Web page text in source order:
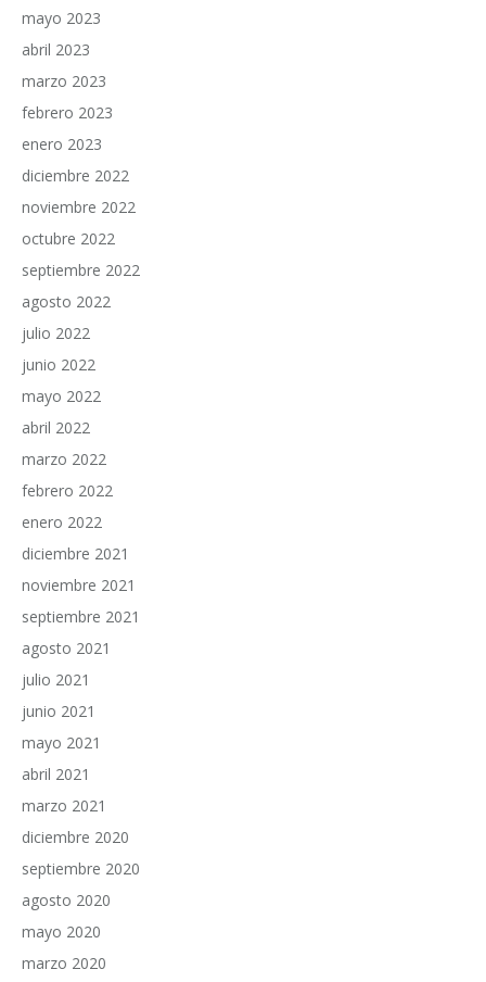
mayo 2023
abril 2023
marzo 2023
febrero 2023
enero 2023
diciembre 2022
noviembre 2022
octubre 2022
septiembre 2022
agosto 2022
julio 2022
junio 2022
mayo 2022
abril 2022
marzo 2022
febrero 2022
enero 2022
diciembre 2021
noviembre 2021
septiembre 2021
agosto 2021
julio 2021
junio 2021
mayo 2021
abril 2021
marzo 2021
diciembre 2020
septiembre 2020
agosto 2020
mayo 2020
marzo 2020